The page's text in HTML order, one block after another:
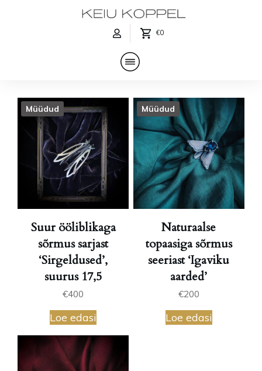
€0
Müüdud
Suur ööliblikaga
sõrmus sarjast
‘Sirgeldused’,
suurus 17,5
€400
Loe edasi
Müüdud
Naturaalse
topaasiga sõrmus
seeriast ‘Igaviku
aarded’
€200
Loe edasi